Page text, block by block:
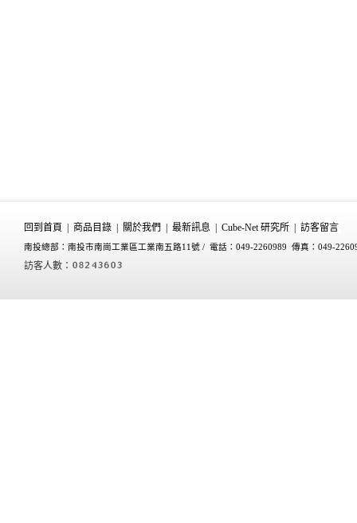
回到首頁 商品目錄 關於我們 最新訊息 Cube-Net 研究所 訪客留言
南投總部：南投市南崗工業區工業南五路11號 / 電話：049-2260989 傳真：049-
訪客人數：